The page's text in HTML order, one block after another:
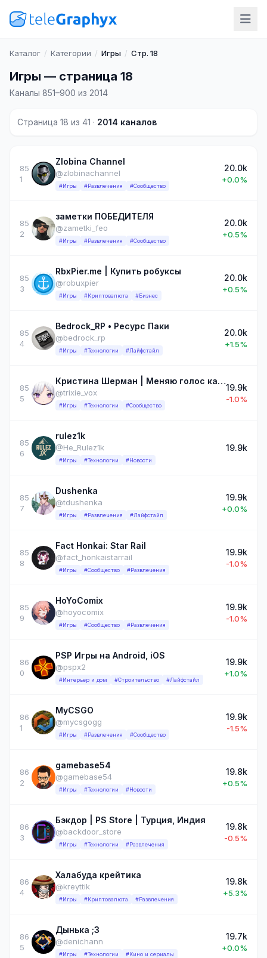
Каталог / Категории / Игры / Стр. 18
Игры — страница 18
Каналы 851–900 из 2014
Страница 18 из 41 · 2014 каналов
85
1
Zlobina Channel
@zlobinachannel
#Игры #Развлечения #Сообщество
20.0k
+0.0%
85
2
заметки ПОБЕДИТЕЛЯ
@zametki_feo
#Игры #Развлечения #Сообщество
20.0k
+0.5%
85
3
RbxPier.me | Купить робуксы
@robuxpier
#Игры #Криптовалюта #Бизнес
20.0k
+0.5%
85
4
Bedrock_RP • Ресурс Паки
@bedrock_rp
#Игры #Технологии #Лайфстайл
20.0k
+1.5%
85
5
Кристина Шерман | Меняю голос как перчатки
@trixie_vox
#Игры #Технологии #Сообщество
19.9k
-1.0%
85
6
rulez1k
@He_Rulez1k
#Игры #Технологии #Новости
19.9k
85
7
Dushenka
@tdushenka
#Игры #Развлечения #Лайфстайл
19.9k
+0.0%
85
8
Fact Honkai: Star Rail
@fact_honkaistarrail
#Игры #Сообщество #Развлечения
19.9k
-1.0%
85
9
HoYoComix
@hoyocomix
#Игры #Сообщество #Развлечения
19.9k
-1.0%
86
0
PSP Игры на Android, iOS
@pspx2
#Интерьер и дом #Строительство #Лайфстайл
19.9k
+1.0%
86
1
MyCSGO
@mycsgogg
#Игры #Развлечения #Сообщество
19.9k
-1.5%
86
2
gamebase54
@gamebase54
#Игры #Технологии #Новости
19.8k
+0.5%
86
3
Бэкдор | PS Store | Турция, Индия
@backdoor_store
#Игры #Технологии #Развлечения
19.8k
-0.5%
86
4
Халабуда крейтика
@kreyttik
#Игры #Криптовалюта #Развлечения
19.8k
+5.3%
86
5
Дынька ;3
@denichann
#Игры #Технологии #Кино и сериалы
19.7k
+0.0%